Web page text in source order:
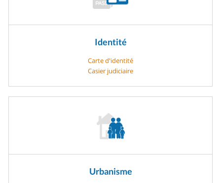
Identité
Carte d'identité
Casier judiciaire
Urbanisme